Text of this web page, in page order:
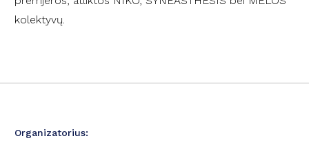
kolektyvų.
Organizatorius: